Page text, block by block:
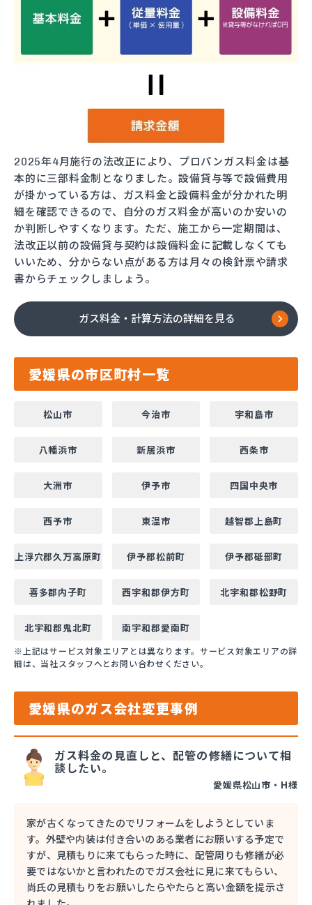
2025年4月施行の法改正により、プロパンガス料金は基
本的に三部料金制となりました。設備貸与等で設備費用
が掛かっている方は、ガス料金と設備料金が分かれた明
細を確認できるので、自分のガス料金が高いのか安いの
か判断しやすくなります。ただ、施工から一定期間は、
法改正以前の設備貸与契約は設備料金に記載しなくても
いいため、分からない点がある方は月々の検針票や請求
書からチェックしましょう。
ガス料金・計算方法の詳細を見る
愛媛県の市区町村一覧
松山市 今治市 宇和島市
八幡浜市 新居浜市 西条市
大洲市 伊予市 四国中央市
西予市 東温市 越智郡上島町
上浮穴郡久万高原町 伊予郡松前町 伊予郡砥部町
喜多郡内子町 西宇和郡伊方町 北宇和郡松野町
北宇和郡鬼北町 南宇和郡愛南町
※上記はサービス対象エリアとは異なります。サービス対象エリアの詳
細は、当社スタッフへとお問い合わせください。
愛媛県のガス会社変更事例
ガス料金の見直しと、配管の修繕について相
談したい。
愛媛県松山市・H様
家が古くなってきたのでリフォームをしようとしていま
す。外壁や内装は付き合いのある業者にお願いする予定で
すが、見積もりに来てもらった時に、配管周りも修繕が必
要ではないかと言われたのでガス会社に見に来てもらい、
尚氏の見積もりをお願いしたらやたらと高い金額を提示さ